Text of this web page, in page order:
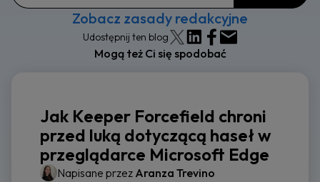
Zobacz zasady redakcyjne
Udostępnij ten blog
Mogą też Ci się spodobać
Jak Keeper Forcefield chroni
przed luką dotyczącą haseł w
przeglądarce Microsoft Edge
Napisane przez Aranza Trevino